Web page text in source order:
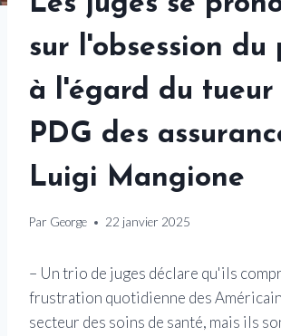
sur l'obsession du
à l'égard du tueur
PDG des
Luigi Mangione
Par George 22 janvier 2025
– Un trio de juges déclare qu'ils
frustration quotidienne des
secteur des soins de santé, mais ils